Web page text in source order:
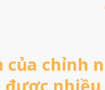
của chỉnh